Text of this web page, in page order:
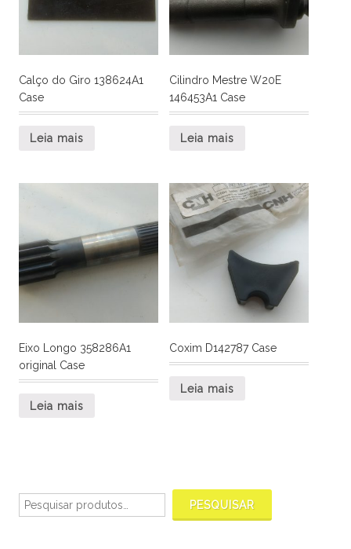
Calço do Giro 138624A1
Case
Leia mais
Cilindro Mestre W20E
146453A1 Case
Leia mais
Eixo Longo 358286A1
original Case
Leia mais
Coxim D142787 Case
Leia mais
por:
PESQUISAR